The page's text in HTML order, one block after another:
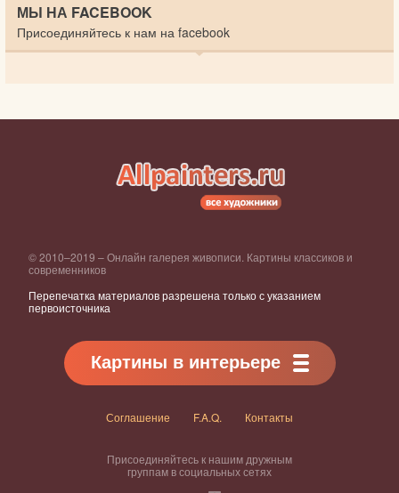
МЫ НА FACEBOOK
Присоединяйтесь к нам на facebook
© 2010–2019 – Онлайн галерея живописи. Картины классиков и
современников
Перепечатка материалов разрешена только с указанием
первоисточника
Картины в интерьере
Соглашение F.A.Q. Контакты
Присоединяйтесь к нашим дружным
группам в социальных сетях